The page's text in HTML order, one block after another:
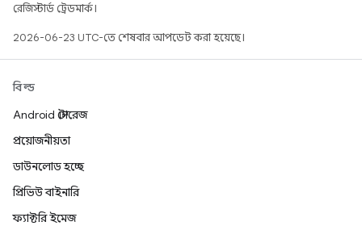
রেজিস্টার্ড ট্রেডমার্ক।
2026-06-23 UTC-তে শেষবার আপডেট করা হয়েছে।
বিল্ড
Android স্টোরেজ
প্রয়োজনীয়তা
ডাউনলোড হচ্ছে
প্রিভিউ বাইনারি
ফ্যাক্টরি ইমেজ